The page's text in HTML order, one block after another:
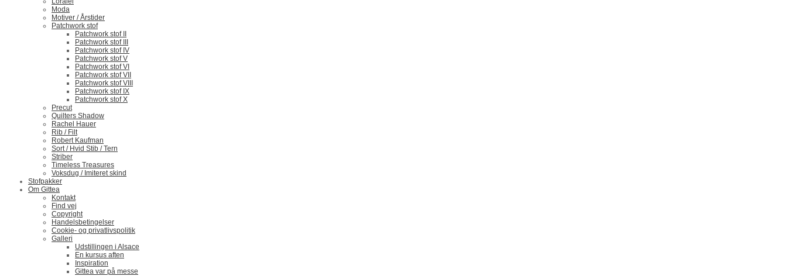
Moda
Motiver / Årstider
Patchwork stof
Patchwork stof II
Patchwork stof III
Patchwork stof IV
Patchwork stof V
Patchwork stof VI
Patchwork stof VII
Patchwork stof VIII
Patchwork stof IX
Patchwork stof X
Precut
Quilters Shadow
Rachel Hauer
Rib / Filt
Robert Kaufman
Sort / Hvid Stib / Tern
Striber
Timeless Treasures
Voksdug / Imiteret skind
Stofpakker
Om Gittea
Kontakt
Find vej
Copyright
Handelsbetingelser
Cookie- og privatlivspolitik
Galleri
Udstillingen i Alsace
En kursus aften
Inspiration
Gittea var på messe